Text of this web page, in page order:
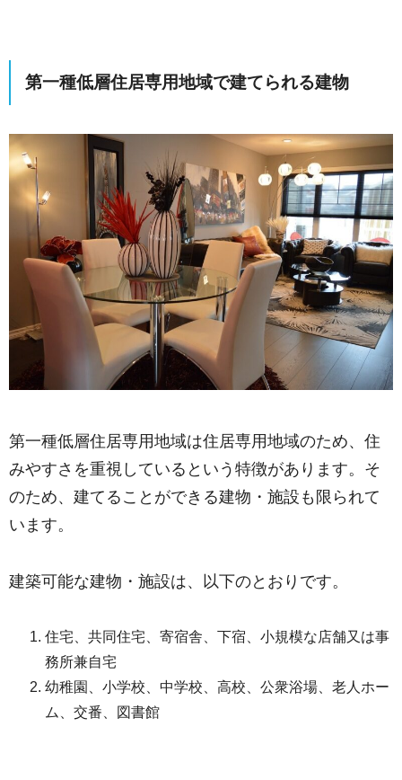
第一種低層住居専用地域で建てられる建物
第一種低層住居専用地域は住居専用地域のため、住
みやすさを重視しているという特徴があります。そ
のため、建てることができる建物・施設も限られて
います。
建築可能な建物・施設は、以下のとおりです。
住宅、共同住宅、寄宿舎、下宿、小規模な店舗又は事
務所兼自宅
幼稚園、小学校、中学校、高校、公衆浴場、老人ホー
ム、交番、図書館